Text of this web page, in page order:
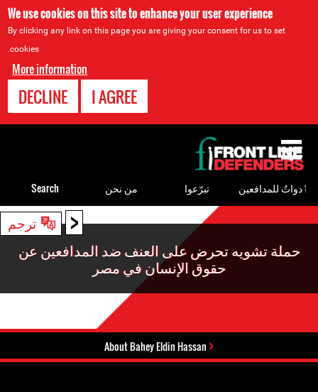
We use cookies on this site to enhance your user experience
By clicking any link on this page you are giving your consent for us to set
cookies.
More information
I AGREE
DECLINE
< ترجم
حملة تشويه تحرض على العنف ضد المدافعين عن
حقوق الإنسان في مصر
About Bahey Eldin Hassan
to
top
ٲدواتٌ للمدافعين تبرّعوا من نحن Search